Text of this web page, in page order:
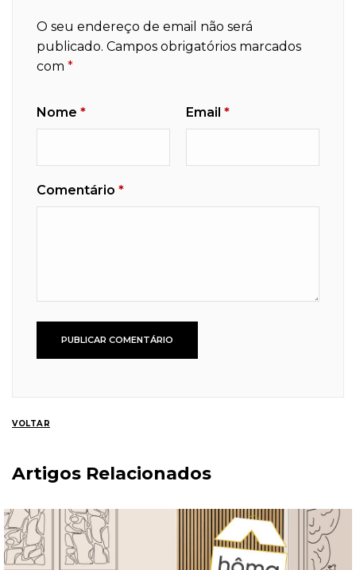
O seu endereço de email não será
publicado. Campos obrigatórios marcados
com *
Nome * Email *
Comentário *
VOLTAR
Artigos Relacionados